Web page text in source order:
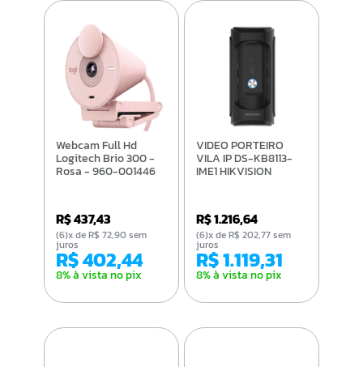
Webcam Full Hd
Logitech Brio 300 -
Rosa - 960-001446
R$ 437,43
R$ 402,44
8% à vista no pix
(6)x de R$ 72,90 sem
juros
VIDEO PORTEIRO
VILA IP DS-KB8113-
IME1 HIKVISION
R$ 1.216,64
R$ 1.119,31
8% à vista no pix
(6)x de R$ 202,77 sem
juros